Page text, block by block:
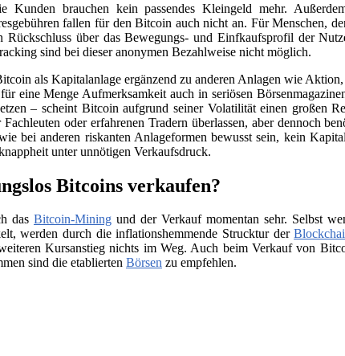
brauchen kein passendes Kleingeld mehr.
fallen für den Bitcoin auch nicht an. Für Menschen,
über das Bewegungs- und Einfkaufsprofil der
sind bei dieser anonymen Bezahlweise nicht möglich.
als Kapitalanlage ergänzend zu anderen Anlagen wie
eine Menge Aufmerksamkeit auch in seriösen
– scheint Bitcoin aufgrund seiner Volatilität einen großen
oder erfahrenen Tradern überlassen, aber dennoch
bei anderen riskanten Anlageformen bewusst sein, kein
unter unnötigen Verkaufsdruck.
Bitcoins verkaufen?
das Bitcoin-Mining und der Verkauf momentan sehr. Selbst
werden durch die inflationshemmende Strucktur der
Kursanstieg nichts im Weg. Auch beim Verkauf von
sind die etablierten Börsen zu empfehlen.